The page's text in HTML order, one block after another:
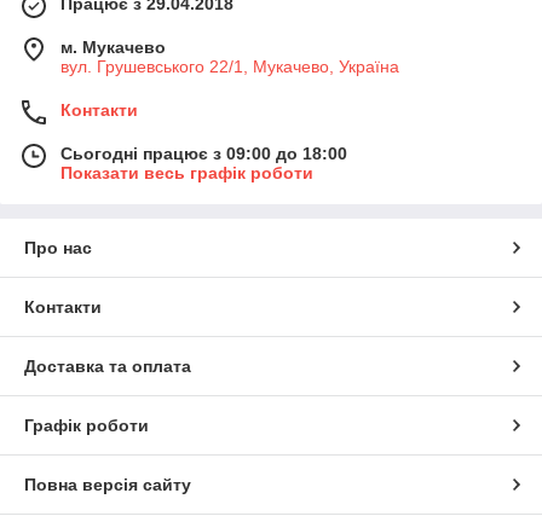
Працює з 29.04.2018
м. Мукачево
вул. Грушевського 22/1, Мукачево, Україна
Контакти
Сьогодні працює з 09:00 до 18:00
Показати весь графік роботи
Про нас
Контакти
Доставка та оплата
Графік роботи
Повна версія сайту